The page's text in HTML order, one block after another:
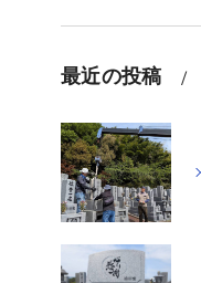
最近の投稿